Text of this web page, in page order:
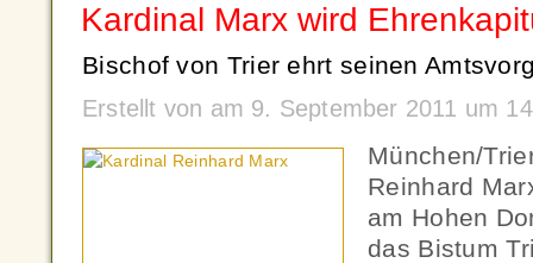
Kardinal Marx wird
Bischof von Trier ehrt seinen
Erstellt von am 9. September 2011 um
München/
Reinhard
am Hohen
das Bistum